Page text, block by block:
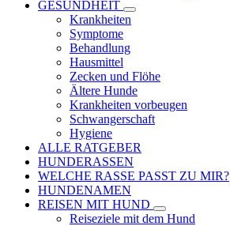
GESUNDHEIT
Krankheiten
Symptome
Behandlung
Hausmittel
Zecken und Flöhe
Ältere Hunde
Krankheiten vorbeugen
Schwangerschaft
Hygiene
ALLE RATGEBER
HUNDERASSEN
WELCHE RASSE PASST ZU MIR?
HUNDENAMEN
REISEN MIT HUND
Reiseziele mit dem Hund